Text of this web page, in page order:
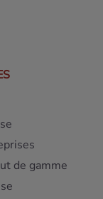
de gamme